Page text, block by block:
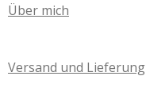
Über mich
Versand und Lieferung